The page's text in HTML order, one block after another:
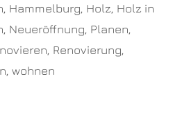
, Hammelburg, Holz, Holz in
, Neueröffnung, Planen,
, Renovierung,
, wohnen